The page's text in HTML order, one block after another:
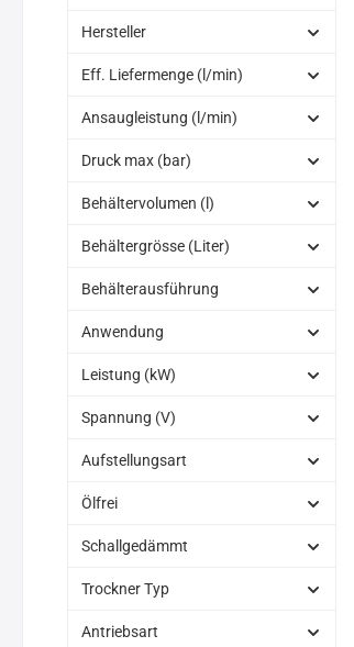
Hersteller
Eff. Liefermenge (l/min)
Ansaugleistung (l/min)
Druck max (bar)
Behältervolumen (l)
Behältergrösse (Liter)
Behälterausführung
Anwendung
Leistung (kW)
Spannung (V)
Aufstellungsart
Ölfrei
Schallgedämmt
Trockner Typ
Antriebsart